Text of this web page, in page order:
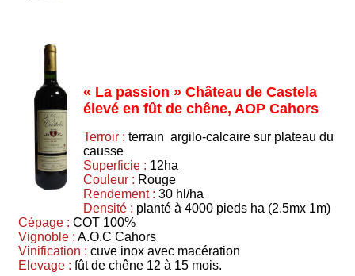
« La passion » Château de Castela
élevé en fût de chêne, AOP Cahors
Terroir : terrain argilo-calcaire sur plateau du
causse
Superficie : 12ha
Couleur : Rouge
Rendement : 30 hl/ha
Densité : planté à 4000 pieds ha (2.5mx 1m)
Cépage : COT 100%
Vignoble : A.O.C Cahors
Vinification : cuve inox avec macération
Elevage : fût de chêne 12 à 15 mois.